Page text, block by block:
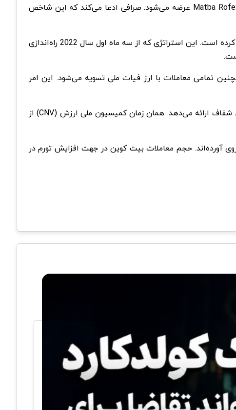
را تایید کرده است. این شاخص در صرافی Matba Rofex عرضه می‌شود. صرافی ادعا می‌کند که این شاخص
تنظیم کننده اوراق بهادار کشور آرژانتین شاخص آتی بیت کوین را به عنوان بخشی از دستور کار نوآوری استراتژیک تایید کرده است. این استراتژی که از سه ماه اول سال 2022 راه‌‌اندازی
تمامی معاملات با ارز فیات ملی تسویه می‌شود. این امر
شاخص تنظیم آتی بیت کوین به سرمایه‌گذاران واجد شرایط راهی مطمئمن برای به دست آوردن بیت کوین در یک محیط شفاف ارائه می‌دهد. همان زمان کمیسیون ملی ارزش (CNV) از
آورده‌اند. حجم معاملات بیت کوین در جهت افزایش تورم در